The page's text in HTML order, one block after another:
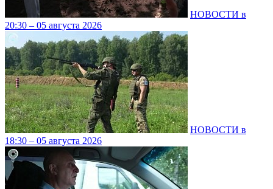
НОВОСТИ в
20:30 – 05 августа 2026
НОВОСТИ в
18:30 – 05 августа 2026